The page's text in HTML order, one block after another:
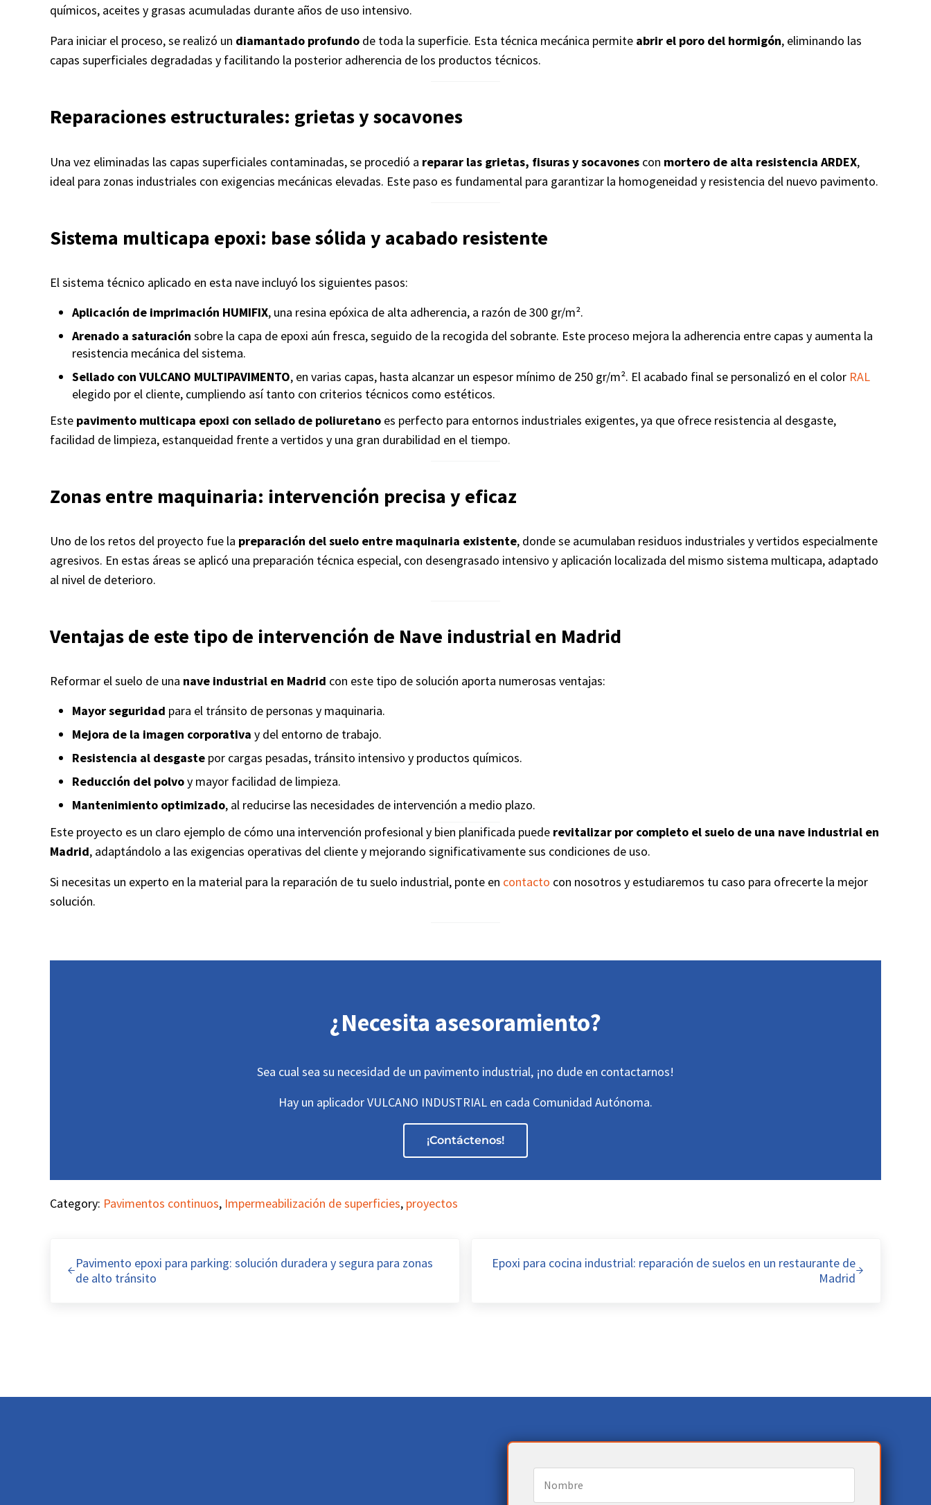
químicos, aceites y grasas acumuladas durante años de uso intensivo.
Para iniciar el proceso, se realizó un diamantado profundo de toda la superficie. Esta técnica mecánica permite abrir el poro del hormigón, eliminando las
capas superficiales degradadas y facilitando la posterior adherencia de los productos técnicos.
Reparaciones estructurales: grietas y socavones
Una vez eliminadas las capas superficiales contaminadas, se procedió a reparar las grietas, fisuras y socavones con mortero de alta resistencia ARDEX,
ideal para zonas industriales con exigencias mecánicas elevadas. Este paso es fundamental para garantizar la homogeneidad y resistencia del nuevo pavimento.
Sistema multicapa epoxi: base sólida y acabado resistente
El sistema técnico aplicado en esta nave incluyó los siguientes pasos:
Aplicación de imprimación HUMIFIX, una resina epóxica de alta adherencia, a razón de 300 gr/m².
Arenado a saturación sobre la capa de epoxi aún fresca, seguido de la recogida del sobrante. Este proceso mejora la adherencia entre capas y aumenta la
resistencia mecánica del sistema.
Sellado con VULCANO MULTIPAVIMENTO, en varias capas, hasta alcanzar un espesor mínimo de 250 gr/m². El acabado final se personalizó en el colorRAL
elegido por el cliente, cumpliendo así tanto con criterios técnicos como estéticos.
Este pavimento multicapa epoxi con sellado de poliuretano es perfecto para entornos industriales exigentes, ya que ofrece resistencia al desgaste,
facilidad de limpieza, estanqueidad frente a vertidos y una gran durabilidad en el tiempo.
Zonas entre maquinaria: intervención precisa y eficaz
Uno de los retos del proyecto fue la preparación del suelo entre maquinaria existente, donde se acumulaban residuos industriales y vertidos especialmente
agresivos. En estas áreas se aplicó una preparación técnica especial, con desengrasado intensivo y aplicación localizada del mismo sistema multicapa, adaptado
al nivel de deterioro.
Ventajas de este tipo de intervención de Nave industrial en Madrid
Reformar el suelo de una nave industrial en Madrid con este tipo de solución aporta numerosas ventajas:
Mayor seguridad para el tránsito de personas y maquinaria.
Mejora de la imagen corporativa y del entorno de trabajo.
Resistencia al desgastepor cargas pesadas, tránsito intensivo y productos químicos.
Reducción del polvoy mayor facilidad de limpieza.
Mantenimiento optimizado, al reducirse las necesidades de intervención a medio plazo.
Este proyecto es un claro ejemplo de cómo una intervención profesional y bien planificada puede revitalizar por completo el suelo de una nave industrial en
Madrid, adaptándolo a las exigencias operativas del cliente y mejorando significativamente sus condiciones de uso.
Si necesitas un experto en la material para la reparación de tu suelo industrial, ponte en contacto con nosotros y estudiaremos tu caso para ofrecerte la mejor
solución.
¿Necesita asesoramiento?
Sea cual sea su necesidad de un pavimento industrial, ¡no dude en contactarnos!
Hay un aplicador VULCANO INDUSTRIAL en cada Comunidad Autónoma.
¡Contáctenos!
Category: Pavimentos continuos, Impermeabilización de superficies, proyectos
Pavimento epoxi para parking: solución duradera y segura para zonas
de alto tránsito
Epoxi para cocina industrial: reparación de suelos en un restaurante de
Madrid